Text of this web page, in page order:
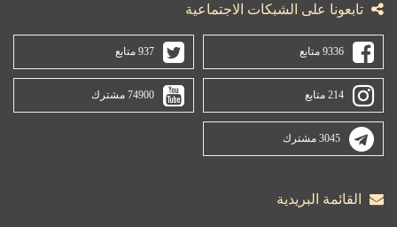
تابعونا على الشبكات الاجتماعية
9336 متابع 937 متابع
214 متابع 74900 مشترك
3045 مشترك
القائمة البريدية